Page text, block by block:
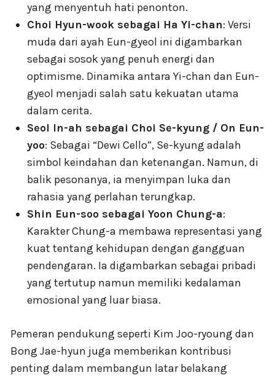
yang menyentuh hati penonton.
Choi Hyun-wook sebagai Ha Yi-chan: Versi
muda dari ayah Eun-gyeol ini digambarkan
sebagai sosok yang penuh energi dan
optimisme. Dinamika antara Yi-chan dan Eun-
gyeol menjadi salah satu kekuatan utama
dalam cerita.
Seol In-ah sebagai Choi Se-kyung / On Eun-
yoo: Sebagai “Dewi Cello”, Se-kyung adalah
simbol keindahan dan ketenangan. Namun, di
balik pesonanya, ia menyimpan luka dan
rahasia yang perlahan terungkap.
Shin Eun-soo sebagai Yoon Chung-a:
Karakter Chung-a membawa representasi yang
kuat tentang kehidupan dengan gangguan
pendengaran. Ia digambarkan sebagai pribadi
yang tertutup namun memiliki kedalaman
emosional yang luar biasa.
Pemeran pendukung seperti Kim Joo-ryoung dan
Bong Jae-hyun juga memberikan kontribusi
penting dalam membangun latar belakang